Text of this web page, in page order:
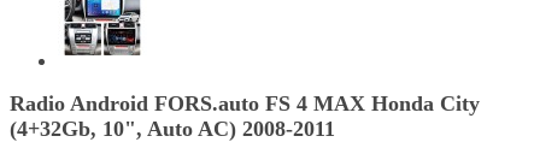
Radio Android FORS.auto FS 4 MAX Honda City
(4+32Gb, 10", Auto AC) 2008-2011